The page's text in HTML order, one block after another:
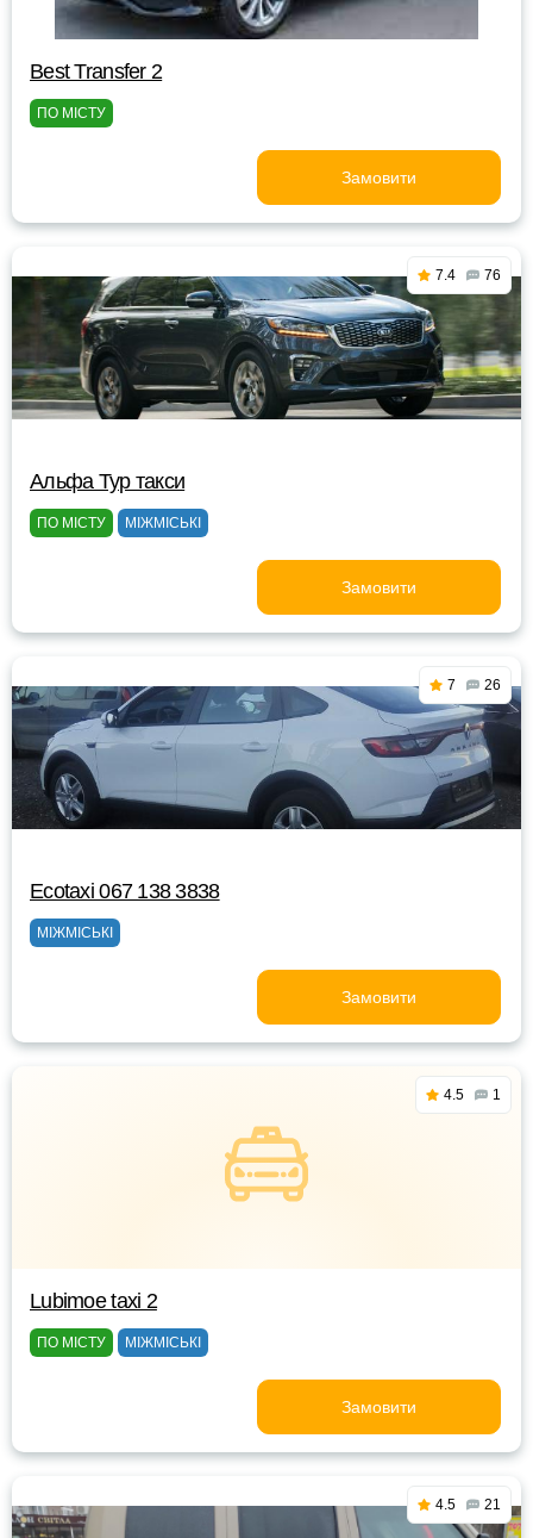
Best Transfer 2
ПО МІСТУ
Замовити
7.4 76
Альфа Тур такси
ПО МІСТУ МІЖМІСЬКІ
Замовити
7 26
Ecotaxi 067 138 3838
МІЖМІСЬКІ
Замовити
4.5 1
Lubimoe taxi 2
ПО МІСТУ МІЖМІСЬКІ
Замовити
4.5 21